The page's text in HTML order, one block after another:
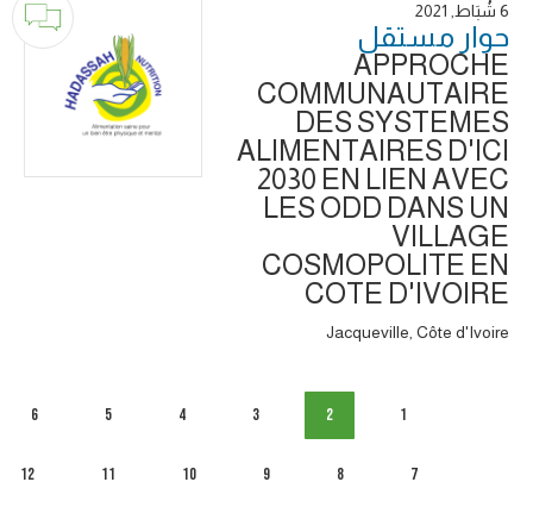
6 شُبَاط, 2021
حوار ‎مستقل
APPROCHE
COMMUNAUTAIRE
DES SYSTEMES
ALIMENTAIRES D'ICI
2030 EN LIEN AVEC
LES ODD DANS UN
VILLAGE
COSMOPOLITE EN
COTE D'IVOIRE
Jacqueville, Côte d'Ivoire
1
2
3
4
5
6
7
8
9
10
11
12